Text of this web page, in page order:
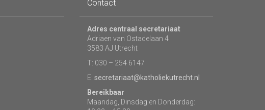
Contact
Adres centraal secretariaat
Adriaen van Ostadelaan 4
3583 AJ Utrecht
T: 030 – 254 6147
E: secretariaat@katholiekutrecht.nl
Bereikbaar
Maandag, Dinsdag en Donderdag: